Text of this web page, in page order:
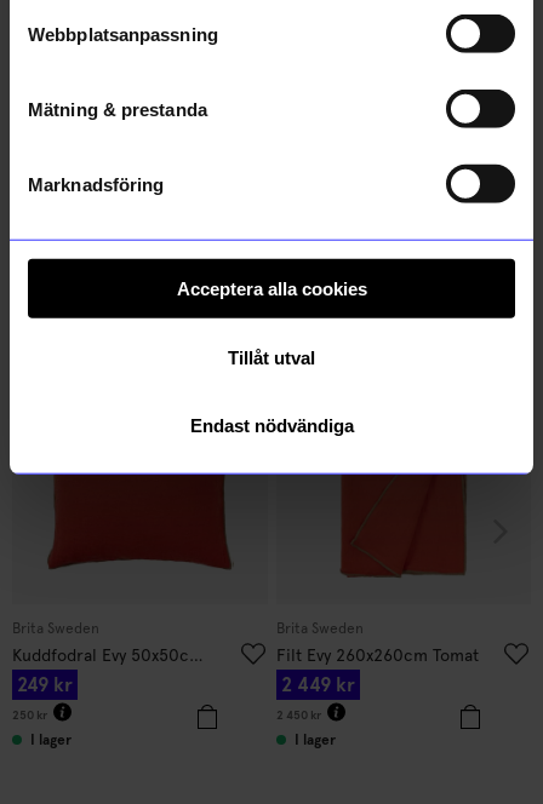
Webbplatsanpassning
Mätning & prestanda
Marknadsföring
Acceptera alla cookies
Tillåt utval
Endast nödvändiga
Bok Pappavitsar 6.0
I lager I lager
Andra köpte även
Brita Sweden
Kuddfodral Evy 50x50cm Tomat
249 kr
250 kr
I lager
Brita Sweden
Filt Evy 260x260cm Tomat
2 449kr
2 450kr
I lager